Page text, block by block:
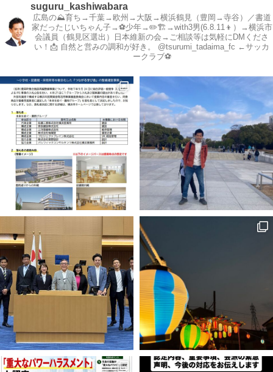
suguru_kashiwabara
広島の⛰育ち→千葉→欧州→大阪→横浜鶴見（豊岡→寺谷）／書道
家だったじいちゃん子→⚽️少年→✏️🏗→with3男(6.8.11👦）→横浜市
会議員（鶴見区選出）日本維新の会→ご相談等は気軽にDMくださ
い！📩 自然と営みの調和が好き。
@tsurumi_tadaima_fc ←サッカ
ークラブ⚽️